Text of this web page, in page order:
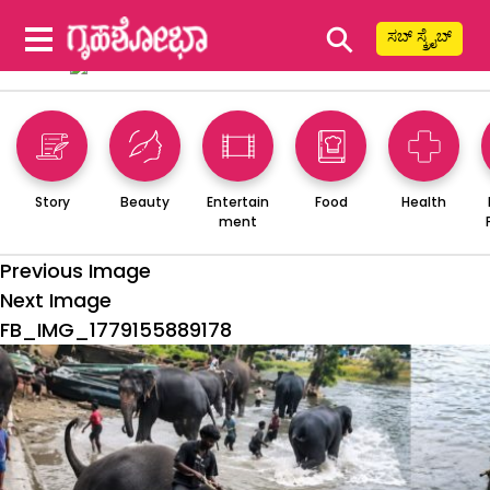
⚲ ಸಬ್ ಸ್ಕ್ರೈಬ್
Story Beauty
Entertain
ment
Food Health
Previous Image
Next Image
FB_IMG_1779155889178